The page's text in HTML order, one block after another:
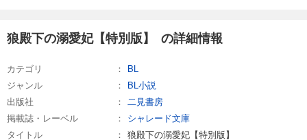
狼殿下の溺愛妃【特別版】 の詳細情報
カテゴリ
BL
ジャンル
BL小説
出版社
二見書房
掲載誌・レーベル
シャレード文庫
タイトル
狼殿下の溺愛妃【特別版】